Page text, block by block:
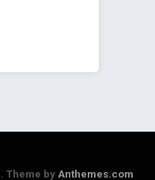
Theme by Anthemes.com